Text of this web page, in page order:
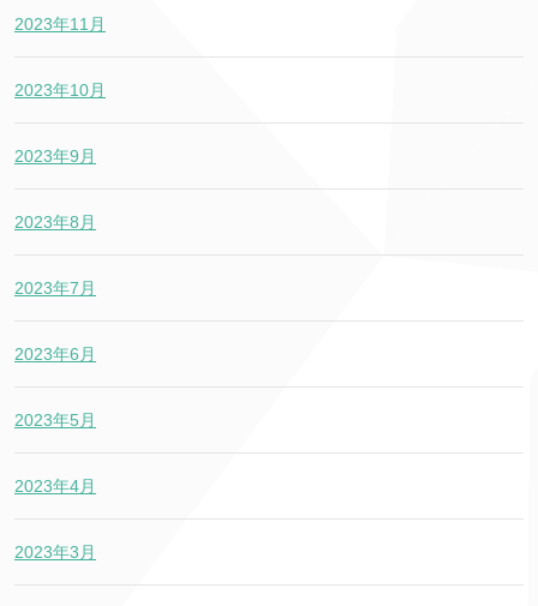
2023年11月
2023年10月
2023年9月
2023年8月
2023年7月
2023年6月
2023年5月
2023年4月
2023年3月